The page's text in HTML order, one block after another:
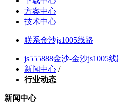
方案中心
技术中心
联系金沙js1005线路
js555888金沙-金沙js1005
新闻中心 /
行业动态
新闻中心